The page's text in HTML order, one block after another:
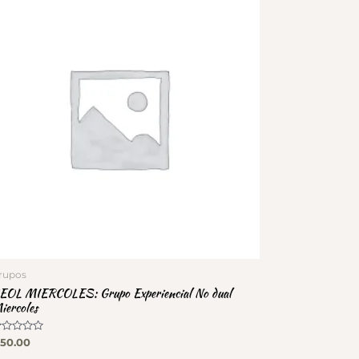
MIERCOLES: Grupo Experiencial No dual
50.00